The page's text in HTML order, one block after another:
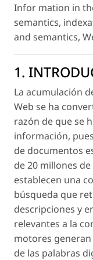
Infor mation in
semantics,
and semantics,
1.
La acumulación
Web se ha
razón de que se
información,
de documentos
de 20 millones
establecen una
búsqueda que
descripciones y
relevantes a la
motores generan
de las palabras